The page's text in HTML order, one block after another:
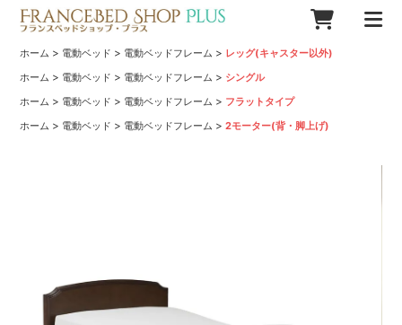
ホーム > 電動ベッド > 電動ベッドフレーム > レッグ(キャスター以外)
ホーム > 電動ベッド > 電動ベッドフレーム > シングル
ホーム > 電動ベッド > 電動ベッドフレーム > フラットタイプ
ホーム > 電動ベッド > 電動ベッドフレーム >2モーター(背・脚上げ)